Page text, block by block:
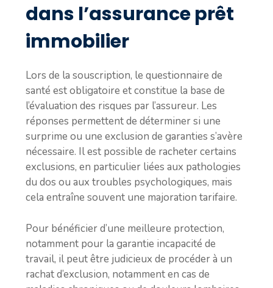
dans l’assurance prêt
immobilier
Lors de la souscription, le questionnaire de
santé est obligatoire et constitue la base de
l’évaluation des risques par l’assureur. Les
réponses permettent de déterminer si une
surprime ou une exclusion de garanties s’avère
nécessaire. Il est possible de racheter certains
exclusions, en particulier liées aux pathologies
du dos ou aux troubles psychologiques, mais
cela entraîne souvent une majoration tarifaire.
Pour bénéficier d’une meilleure protection,
notamment pour la garantie incapacité de
travail, il peut être judicieux de procéder à un
rachat d’exclusion, notamment en cas de